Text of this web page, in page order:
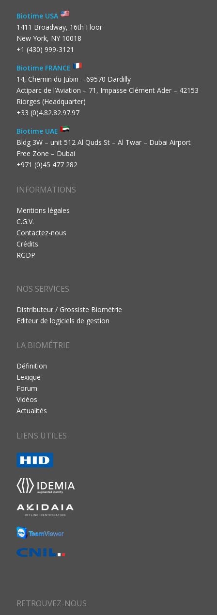
Biotime USA
1411 Broadway, 16th Floor
New York, NY 10018
+1 (430) 999-3121
Biotime FRANCE
14, Chemin du Jubin – 69570 Dardilly
Actiparc de l’Aviation – 71, Impasse Clément Ader – 42153
Riorges (Headquarter)
+33 (0)4.82.82.97.97
Biotime UAE
Bldg 3W – unit 512 Al Quds St – Al Twar – Dubai Airport
Free Zone – Dubai
+971 (0)45 477 282
INFORMATIONS
Mentions légales
C.G.V.
Contactez-nous
Crédits
RGDP
NOS SERVICES
Distributeur / Grossiste Biométrie
Editeur de logiciels de gestion
LA BIOMÉTRIE
Définition
Lexique
Forum
Vidéos
Actualités
LIENS UTILES
RETROUVEZ-NOUS